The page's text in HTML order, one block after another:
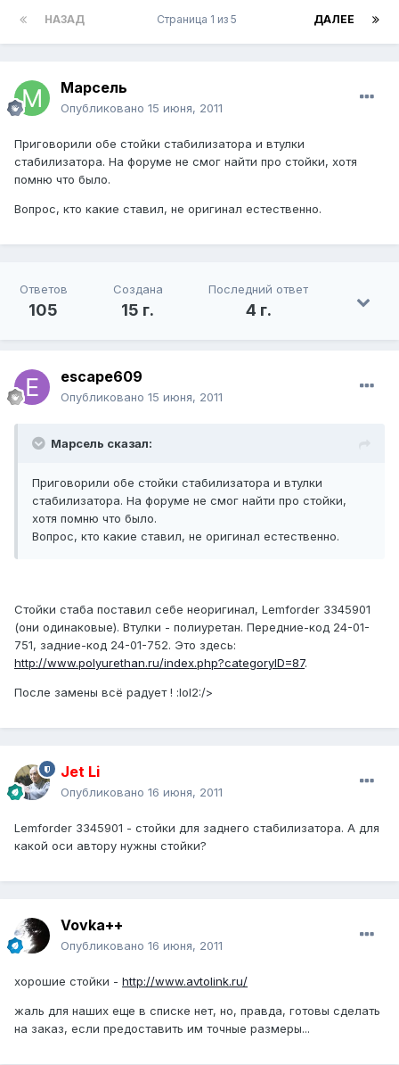
НАЗАД ДАЛЕЕ
Страница 1 из 5
Марсель
Опубликовано 15 июня, 2011
Приговорили обе стойки стабилизатора и втулки
стабилизатора. На форуме не смог найти про стойки, хотя
помню что было.
Вопрос, кто какие ставил, не оригинал естественно.
Ответов
105
Создана
15 г.
Последний ответ
4 г.
escape609
Опубликовано 15 июня, 2011
Марсель сказал:
Приговорили обе стойки стабилизатора и втулки
стабилизатора. На форуме не смог найти про стойки,
хотя помню что было.
Вопрос, кто какие ставил, не оригинал естественно.
Стойки стаба поставил себе неоригинал, Lemforder 3345901
(они одинаковые). Втулки - полиуретан. Передние-код 24-01-
751, задние-код 24-01-752. Это здесь:
http://www.polyurethan.ru/index.php?categoryID=87.
После замены всё радует ! :lol2:/>
Jet Li
Опубликовано 16 июня, 2011
Lemforder 3345901 - стойки для заднего стабилизатора. А для
какой оси автору нужны стойки?
Vovka++
Опубликовано 16 июня, 2011
хорошие стойки - http://www.avtolink.ru/
жаль для наших еще в списке нет, но, правда, готовы сделать
на заказ, если предоставить им точные размеры...